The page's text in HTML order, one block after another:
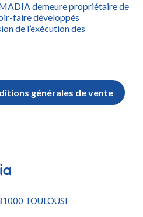
demeure propriétaire de
faire développés
de l’exécution des
générales de vente
TOULOUSE